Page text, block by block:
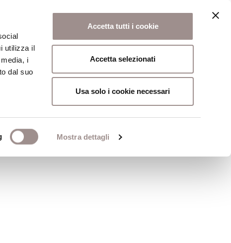
utilizza il
i
dal suo
Mostra dettagli
Accetta tutti i cookie
Accetta selezionati
Usa solo i cookie necessari
Scuola Alti Studi
del libro. Le